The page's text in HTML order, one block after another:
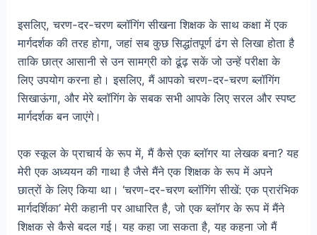
इसलिए, चरण-दर-चरण ब्लॉगिंग सीखना शिक्षक के साथ कक्षा में एक
मार्गदर्शक की तरह होगा, जहां सब कुछ सिद्धांतपूर्ण ढंग से लिखा होता है
ताकि छात्र आसानी से उन सामग्री को ढूंढ़ सकें जो उन्हें परीक्षा के
लिए उपयोग करना हो। इसलिए, मैं आपको चरण-दर-चरण ब्लॉगिंग
सिखाऊंगा, और मेरे ब्लॉगिंग के सबक सभी आपके लिए सरल और स्पष्ट
मार्गदर्शक बन जाएंगे।
एक स्कूल के प्राचार्य के रूप में, मैं कैसे एक ब्लॉगर या लेखक बना? यह
मेरी एक अध्ययन की गाथा है जैसे मैंने एक शिक्षक के रूप में अपने
छात्रों के लिए किया था। ‘चरण-दर-चरण ब्लॉगिंग सीखें: एक प्रारंभिक
मार्गदर्शिका’ मेरी कहानी पर आधारित है, जो एक ब्लॉगर के रूप में मैंने
शिक्षक से कैसे बदल गई। यह कहा जा सकता है, यह कहना जो मैं